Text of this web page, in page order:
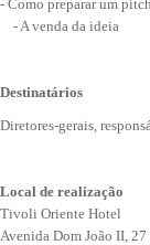
- Como preparar um
- A venda da ideia
Destinatários
Diretores-gerais,
Local de realização
Tivoli Oriente Hotel
Avenida Dom João II, 27